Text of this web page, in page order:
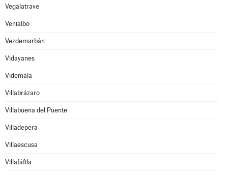
Vegalatrave
Venialbo
Vezdemarbán
Vidayanes
Videmala
Villabrázaro
Villabuena del Puente
Villadepera
Villaescusa
Villafáfila